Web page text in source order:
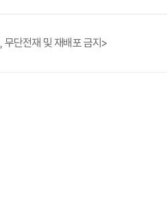
단전재 및 재배포 금지>